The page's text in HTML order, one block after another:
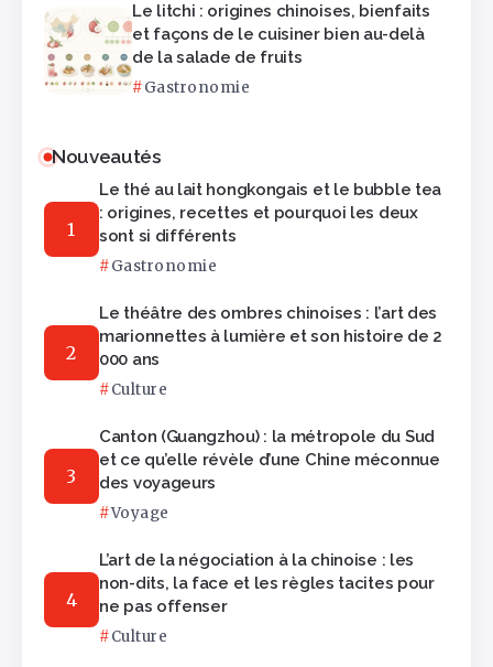
Le litchi : origines chinoises, bienfaits
et façons de le cuisiner bien au-delà
de la salade de fruits
Gastronomie
Nouveautés
Le thé au lait hongkongais et le bubble tea
: origines, recettes et pourquoi les deux
sont si différents
Gastronomie
Le théâtre des ombres chinoises : l’art des
marionnettes à lumière et son histoire de 2
000 ans
Culture
Canton (Guangzhou) : la métropole du Sud
et ce qu’elle révèle d’une Chine méconnue
des voyageurs
Voyage
L’art de la négociation à la chinoise : les
non-dits, la face et les règles tacites pour
ne pas offenser
Culture